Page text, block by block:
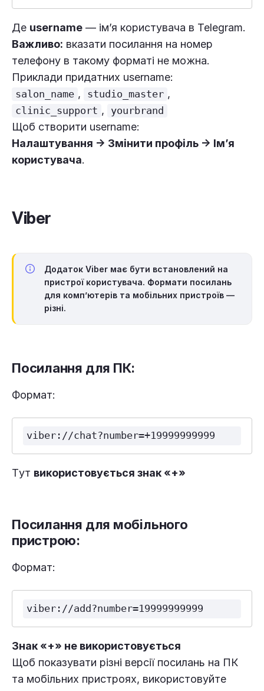
Де username — ім’я користувача в Telegram.
Важливо: вказати посилання на номер
телефону в такому форматі не можна.
Приклади придатних username:
salon_name , studio_master ,
clinic_support , yourbrand
Щоб створити username:
Налаштування → Змінити профіль → Ім’я
користувача.
Viber
Додаток Viber має бути встановлений на
пристрої користувача. Формати посилань
для комп’ютерів та мобільних пристроїв —
різні.
Посилання для ПК:
Формат:
Tут використовується знак «+»
Посилання для мобільного
пристрою:
Формат:
Знак «+» не використовується
Щоб показувати різні версії посилань на ПК
та мобільних пристроях, використовуйте